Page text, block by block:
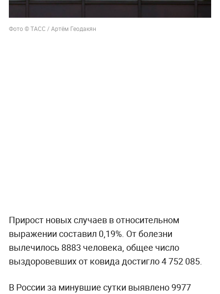
Фото © ТАСС / Артём Геодакян
Прирост новых случаев в относительном
выражении составил 0,19%. От болезни
вылечилось 8883 человека, общее число
выздоровевших от ковида достигло 4 752 085.
В России за минувшие сутки выявлено 9977